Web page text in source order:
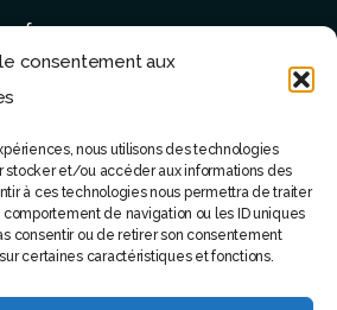
consentement aux
nous utilisons des technologies
stocker et/ou accéder aux informations des
à ces technologies nous permettra de traiter
de navigation ou les ID uniques
consentir ou de retirer son consentement
certaines caractéristiques et fonctions.